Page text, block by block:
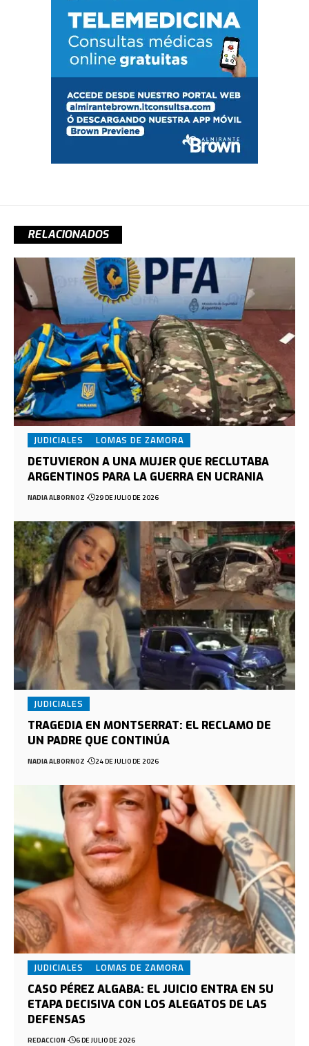
RELACIONADOS
JUDICIALES LOMAS DE ZAMORA
DETUVIERON A UNA MUJER QUE RECLUTABA
ARGENTINOS PARA LA GUERRA EN UCRANIA
NADIA ALBORNOZ 29 DE JULIO DE 2026
JUDICIALES
TRAGEDIA EN MONTSERRAT: EL RECLAMO DE
UN PADRE QUE CONTINÚA
NADIA ALBORNOZ 24 DE JULIO DE 2026
JUDICIALES LOMAS DE ZAMORA
CASO PÉREZ ALGABA: EL JUICIO ENTRA EN SU
ETAPA DECISIVA CON LOS ALEGATOS DE LAS
DEFENSAS
REDACCION 6 DE JULIO DE 2026